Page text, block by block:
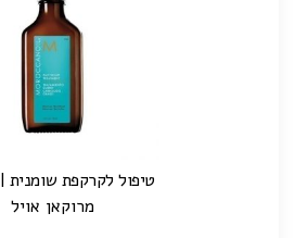
טיפול לקרקפת שומנית | 45 מ"ל
מרוקאן אויל